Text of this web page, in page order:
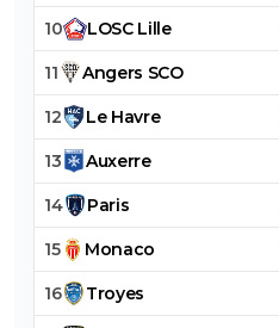
10 LOSC Lille
11 Angers SCO
12 Le Havre
13 Auxerre
14 Paris
15 Monaco
16 Troyes